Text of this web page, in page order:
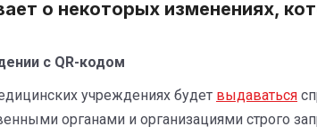
о некоторых изменениях,
с QR-кодом
учреждениях будет выдаваться
органами и организациями строго